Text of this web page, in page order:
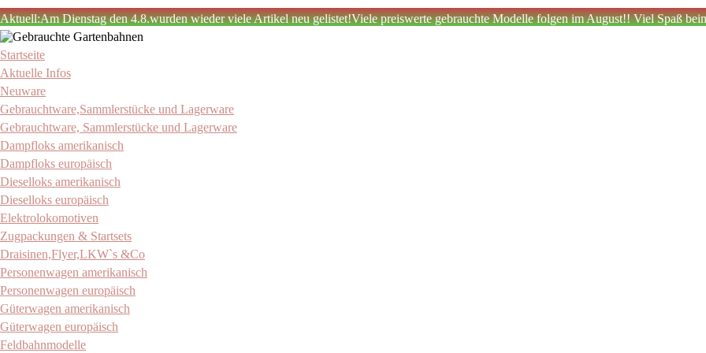
Aktuell:Am Dienstag den 4.8.wurden wieder viele Artikel neu gelistet!Viele preiswerte gebrauchte Modelle folgen im August!! Viel Spaß
Zum
Inhalt
springen
Gebrauchte Gartenbahnen
Stefan Schwegler
Startseite
Aktuelle Infos
Neuware
Gebrauchtware,Sammlerstücke und Lagerware
Gebrauchtware, Sammlerstücke und Lagerware
Dampfloks amerikanisch
Dampfloks europäisch
Dieselloks amerikanisch
Dieselloks europäisch
Elektrolokomotiven
Zugpackungen & Startsets
Draisinen,Flyer,LKW`s &Co
Personenwagen amerikanisch
Personenwagen europäisch
Güterwagen amerikanisch
Güterwagen europäisch
Feldbahnmodelle